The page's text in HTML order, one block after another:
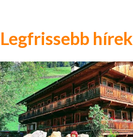
Legfrissebb hírek